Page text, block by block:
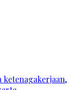
ketenagakerjaan,